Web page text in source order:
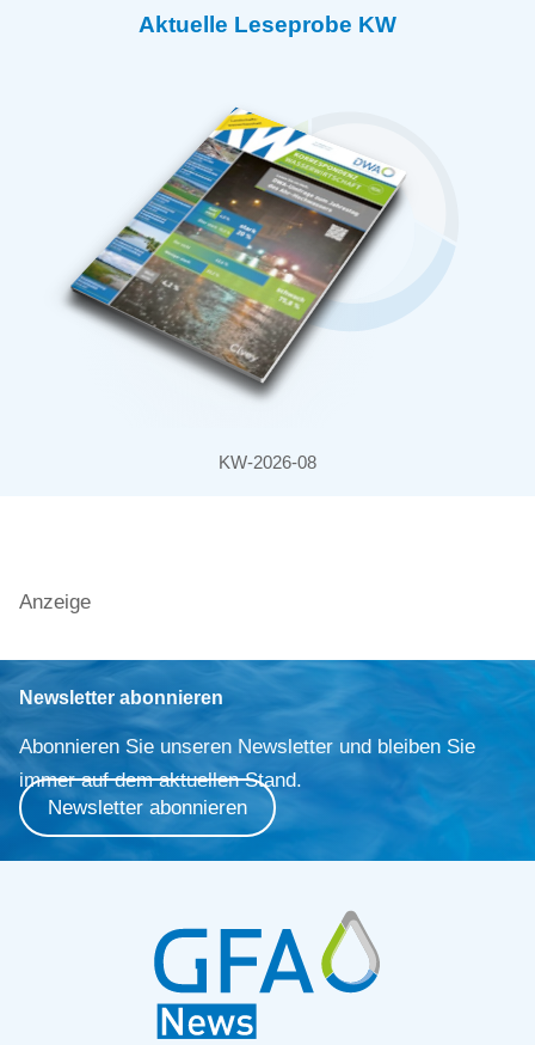
Aktuelle Leseprobe KW
KW-2026-08
Anzeige
Newsletter abonnieren
Abonnieren Sie unseren Newsletter und bleiben Sie
immer auf dem aktuellen Stand.
Newsletter abonnieren